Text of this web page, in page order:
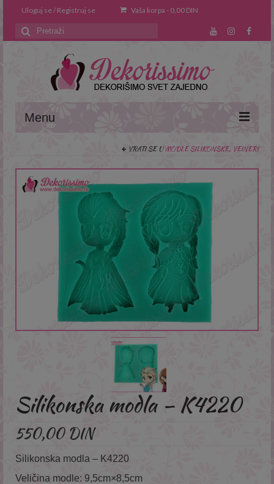
Uloguj se / Registruj se Vaša korpa - 0,00 DIN
Search
for:
Menu
O nama
Saveti i trikovi
VRATI SE UMODLE SILIKONSKE, VEINERI
Silikonska modla – K4220
550,00 DIN
Silikonska modla – K4220
Veličina modle: 9,5cm×8,5cm